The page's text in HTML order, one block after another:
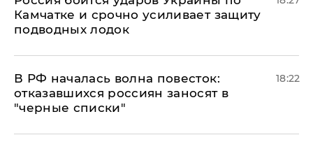
Камчатке и срочно усиливает защиту
подводных лодок
​В РФ началась волна повесток:
отказавшихся россиян заносят в
"черные списки"
18:22